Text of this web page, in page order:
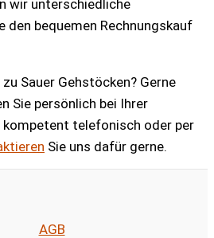
wir unterschiedliche
den bequemen Rechnungskauf
Sauer Gehstöcken? Gerne
Sie persönlich bei Ihrer
kompetent telefonisch oder per
Sie uns dafür gerne.
AGB